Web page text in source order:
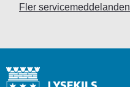
Fler servicemeddelanden